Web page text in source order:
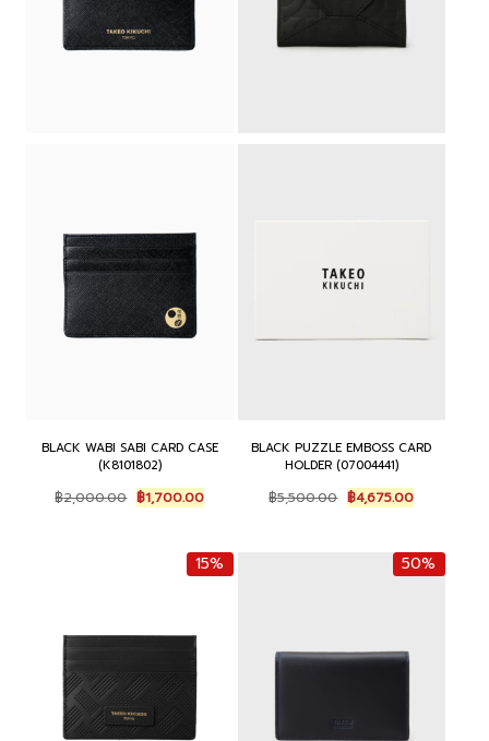
BLACK WABI SABI CARD CASE
(K8101802)
฿2,000.00 Original
price
฿2,000.00.
฿1,700.00Current
price
฿1,700.00.
BLACK PUZZLE EMBOSS CARD
HOLDER (07004441)
฿5,500.00 Original
price
฿5,500.00.
฿4,675.00Current
price
฿4,675.00.
15% 50%